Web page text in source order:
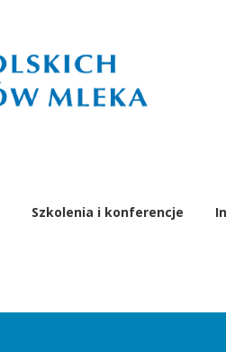
Szkolenia i konferencje